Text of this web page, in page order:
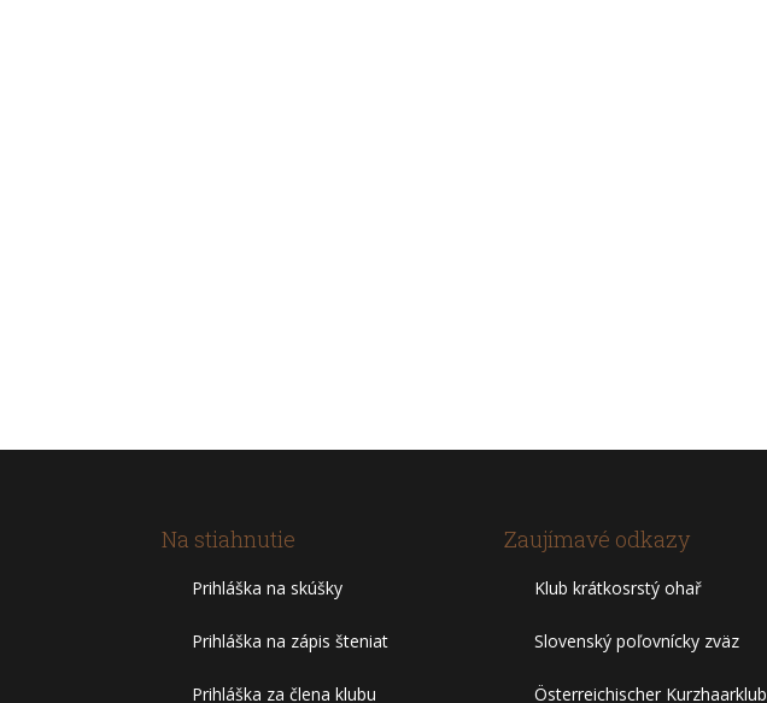
Na stiahnutie
Prihláška na skúšky
Prihláška na zápis šteniat
Prihláška za člena klubu
Zaujímavé odkazy
Klub krátkosrstý ohař
Slovenský poľovnícky zväz
Österreichischer Kurzhaarklub